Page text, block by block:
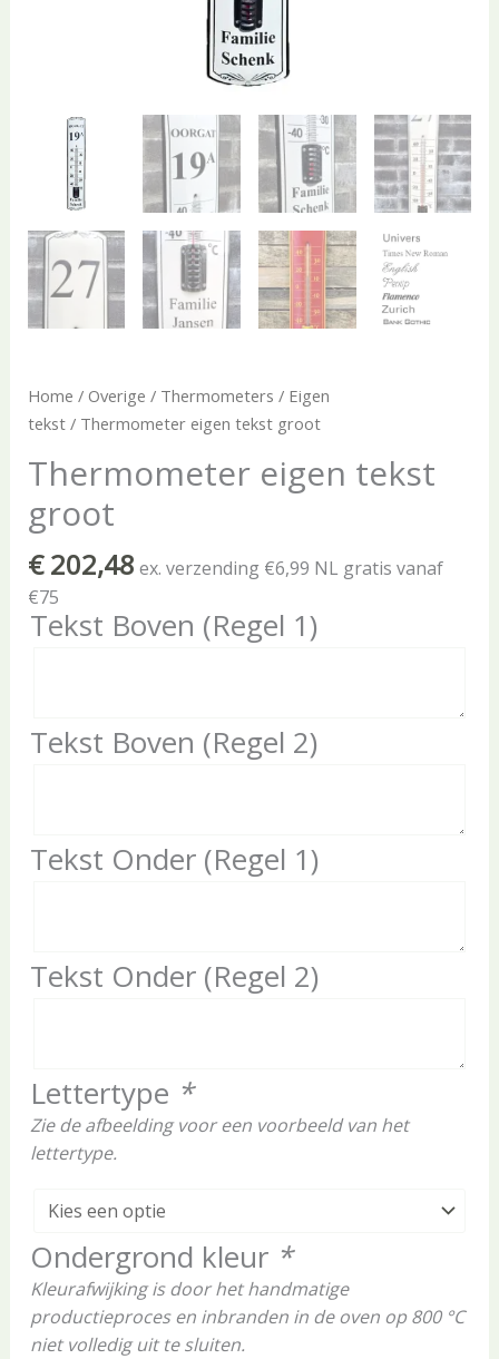
Home / Overige / Thermometers / Eigen
tekst/ Thermometer eigen tekst groot
Thermometer eigen tekst
groot
€202,48 ex. verzending €6,99 NL gratis vanaf
€75
Tekst Boven (Regel 1)
Tekst Boven (Regel 2)
Tekst Onder (Regel 1)
Tekst Onder (Regel 2)
Lettertype *
Zie de afbeelding voor een voorbeeld van het
lettertype.
Ondergrond kleur *
Kleurafwijking is door het handmatige
productieproces en inbranden in de oven op 800 °C
niet volledig uit te sluiten.